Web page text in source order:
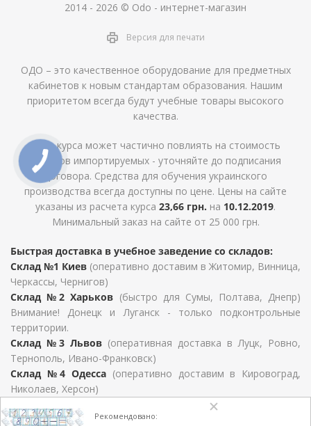
2014 - 2026 © Odo - интернет-магазин
Версия для печати
ОДО – это качественное оборудование для предметных
кабинетов к новым стандартам образования. Нашим
приоритетом всегда будут учебные товары высокого
качества.
Рост курса может частично повлиять на стоимость
товаров импортируемых - уточняйте до подписания
договора. Средства для обучения украинского
производства всегда доступны по цене. Цены на сайте
указаны из расчета курса 23,66 грн. на 10.12.2019.
Минимальный заказ на сайте от 25 000 грн.
Быстрая доставка в учебное заведение со складов:
Склад №1 Киев (оперативно доставим в Житомир, Винница,
Черкассы, Чернигов)
Склад №2 Харьков (быстро для Сумы, Полтава, Днепр)
Внимание! Донецк и Луганск - только подконтрольные
территории.
Склад №3 Львов (оперативная доставка в Луцк, Ровно,
Тернополь, Ивано-Франковск)
Склад №4 Одесса (оперативно доставим в Кировоград,
Николаев, Херсон)
Для Закарпатской области, Хмельницкий, Черновцы и
Запорожье сроки определяются условиями договора
Рекомендовано: